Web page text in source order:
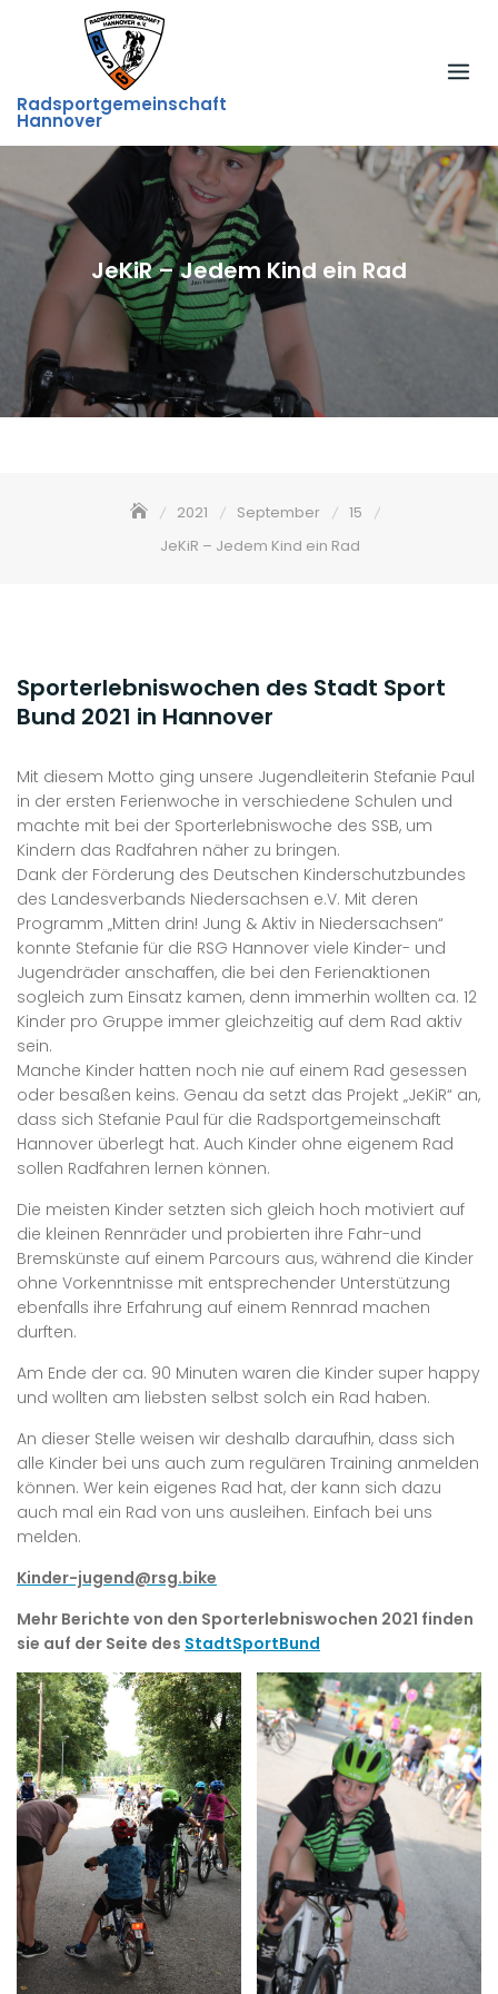
Radsportgemeinschaft
Hannover
JeKiR – Jedem Kind ein Rad
2021 September
15
JeKiR – Jedem Kind ein Rad
Sporterlebniswochen des Stadt Sport
Bund 2021 in Hannover
Mit diesem Motto ging unsere Jugendleiterin Stefanie Paul
in der ersten Ferienwoche in verschiedene Schulen und
machte mit bei der Sporterlebniswoche des SSB, um
Kindern das Radfahren näher zu bringen.
Dank der Förderung des Deutschen Kinderschutzbundes
des Landesverbands Niedersachsen e.V. Mit deren
Programm „Mitten drin! Jung & Aktiv in Niedersachsen“
konnte Stefanie für die RSG Hannover viele Kinder- und
Jugendräder anschaffen, die bei den Ferienaktionen
sogleich zum Einsatz kamen, denn immerhin wollten ca. 12
Kinder pro Gruppe immer gleichzeitig auf dem Rad aktiv
sein.
Manche Kinder hatten noch nie auf einem Rad gesessen
oder besaßen keins. Genau da setzt das Projekt „JeKiR“ an,
dass sich Stefanie Paul für die Radsportgemeinschaft
Hannover überlegt hat. Auch Kinder ohne eigenem Rad
sollen Radfahren lernen können.
Die meisten Kinder setzten sich gleich hoch motiviert auf
die kleinen Rennräder und probierten ihre Fahr-und
Bremskünste auf einem Parcours aus, während die Kinder
ohne Vorkenntnisse mit entsprechender Unterstützung
ebenfalls ihre Erfahrung auf einem Rennrad machen
durften.
Am Ende der ca. 90 Minuten waren die Kinder super happy
und wollten am liebsten selbst solch ein Rad haben.
An dieser Stelle weisen wir deshalb daraufhin, dass sich
alle Kinder bei uns auch zum regulären Training anmelden
können. Wer kein eigenes Rad hat, der kann sich dazu
auch mal ein Rad von uns ausleihen. Einfach bei uns
melden.
Kinder-jugend@rsg.bike
Mehr Berichte von den Sporterlebniswochen 2021 finden
sie auf der Seite des StadtSportBund